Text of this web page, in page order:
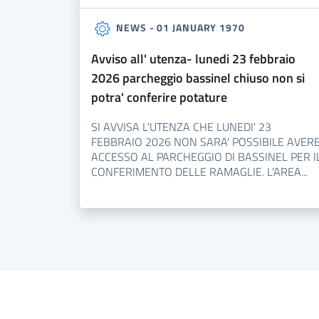
NEWS - 01 JANUARY 1970
avviso all' utenza- lunedi 23 febbraio
2026 parcheggio bassinel chiuso non si
potra' conferire potature
SI AVVISA L'UTENZA CHE LUNEDI' 23
FEBBRAIO 2026 NON SARA' POSSIBILE
ACCESSO AL PARCHEGGIO DI BASSINEL PER
CONFERIMENTO DELLE RAMAGLIE. L'AREA...